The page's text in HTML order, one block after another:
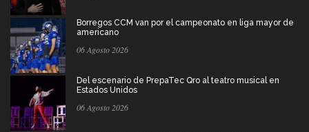
Borregos CCM van por el campeonato en liga mayor de
americano
06 Agosto 2026
Del escenario de PrepaTec Qro al teatro musical en
Estados Unidos
06 Agosto 2026